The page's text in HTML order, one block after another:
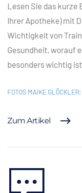
Lesen Sie das kurze
Ihrer Apotheke) mit
Wichtigkeit von
Gesundheit, worauf
besonders wichtig
FOTOS MAIKE
Zum Artikel